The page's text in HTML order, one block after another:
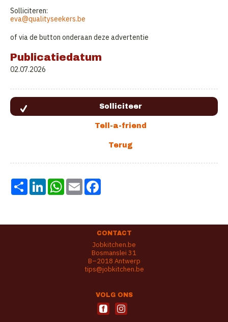
Solliciteren:
eva@qualityseekers.be
of via de button onderaan deze advertentie
Publicatiedatum
02.07.2026
Share LinkedInWhatsApp
Email
CONTACT
Jobkitchen.be
Bosmanslei 31
B–2018 Antwerp
tips@jobkitchen.be
VOLG ONS